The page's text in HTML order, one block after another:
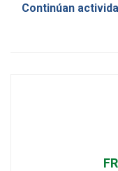
Continúan